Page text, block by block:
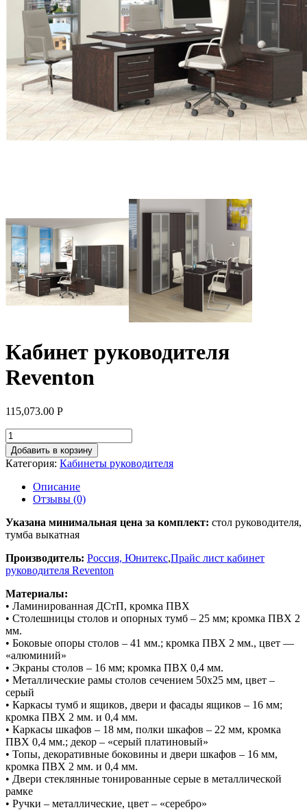
Кабинет руководителя
Reventon
115,073.00 Р
Добавить в корзину
Категория: Кабинеты руководителя
Описание
Отзывы (0)
Указана минимальная цена за комплект: стол руководителя,
тумба выкатная
Производитель: Россия, Юнитекс,Прайс лист кабинет
руководителя Reventon
Материалы:
• Ламинированная ДСтП, кромка ПВХ
• Столешницы столов и опорных тумб – 25 мм; кромка ПВХ 2
мм.
• Боковые опоры столов – 41 мм.; кромка ПВХ 2 мм., цвет —
«алюминий»
• Экраны столов – 16 мм; кромка ПВХ 0,4 мм.
• Металлические рамы столов сечением 50х25 мм, цвет –
серый
• Каркасы тумб и ящиков, двери и фасады ящиков – 16 мм;
кромка ПВХ 2 мм. и 0,4 мм.
• Каркасы шкафов – 18 мм, полки шкафов – 22 мм, кромка
ПВХ 0,4 мм.; декор – «серый платиновый»
• Топы, декоративные боковины и двери шкафов – 16 мм,
кромка ПВХ 2 мм. и 0,4 мм.
• Двери стеклянные тонированные серые в металлической
рамке
• Ручки – металлические, цвет – «серебро»